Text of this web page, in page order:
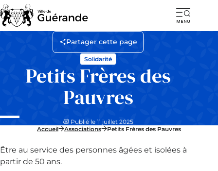
Petits Frères des
Pauvres
Solidarité
Publié le 11 juillet 2025
Partager cette page
Accueil Associations Petits Frères des Pauvres
Être au service des personnes âgées et isolées à
partir de 50 ans.